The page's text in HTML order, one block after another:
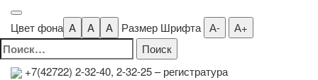
Цвет фона A A A Размер Шрифта А- А+
Найти:
+7(42722) 2-32-40, 2-32-25– регистратура